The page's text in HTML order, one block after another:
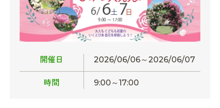
開催日 2026/06/06～2026/06/07
時間 9:00～17:00